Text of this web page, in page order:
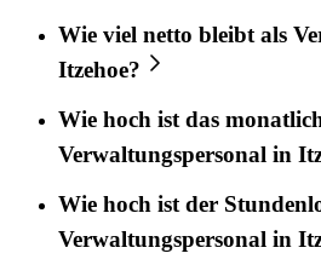
Wie viel netto bleibt als
Itzehoe?
Wie hoch ist das
Verwaltungspersonal in
Wie hoch ist der
Verwaltungspersonal in